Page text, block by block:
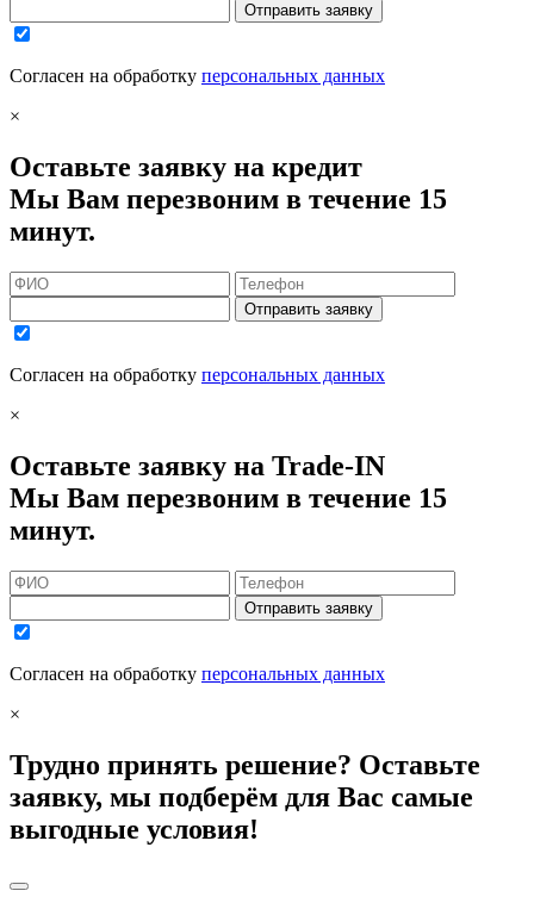
Отправить заявку
Согласен на обработку персональных данных
×
Оставьте заявку на кредит
Мы Вам перезвоним в течение 15
минут.
Отправить заявку
Согласен на обработку персональных данных
×
Оставьте заявку на Trade-IN
Мы Вам перезвоним в течение 15
минут.
Отправить заявку
Согласен на обработку персональных данных
×
Трудно принять решение? Оставьте
заявку, мы подберём для Вас самые
выгодные условия!